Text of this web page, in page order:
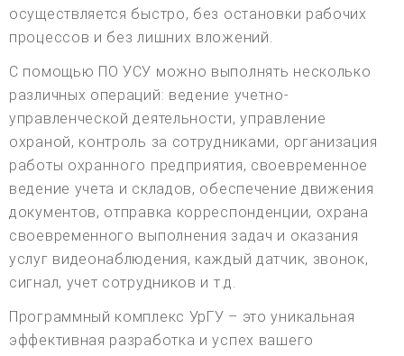
осуществляется быстро, без остановки рабочих
процессов и без лишних вложений.
С помощью ПО УСУ можно выполнять несколько
различных операций: ведение учетно-
управленческой деятельности, управление
охраной, контроль за сотрудниками, организация
работы охранного предприятия, своевременное
ведение учета и складов, обеспечение движения
документов, отправка корреспонденции, охрана
своевременного выполнения задач и оказания
услуг видеонаблюдения, каждый датчик, звонок,
сигнал, учет сотрудников и т.д.
Программный комплекс УрГУ – это уникальная
эффективная разработка и успех вашего